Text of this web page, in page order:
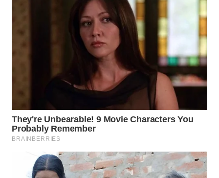
KARAWANG
WN
BEKASI
BOGOR